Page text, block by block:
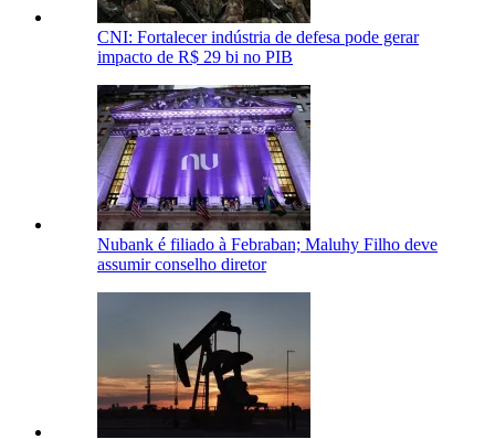
CNI: Fortalecer indústria de defesa pode gerar
impacto de R$ 29 bi no PIB
Nubank é filiado à Febraban; Maluhy Filho deve
assumir conselho diretor